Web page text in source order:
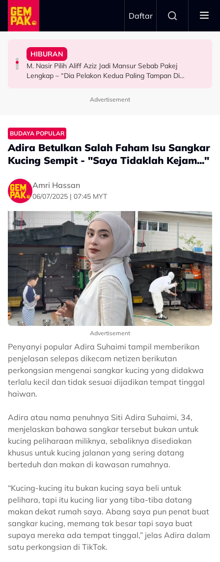
Skip to main content
Daftar
HIBURAN
M. Nasir Pilih Aliff Aziz, Melinda Dadew Hidupkan Kisah
Mansur & Liu
HIBURAN
M. Nasir Pilih Aliff Aziz Jadi Mansur Sebab Pakej
Lengkap – “Dia Pelakon Kedua Paling Tampan Di
GAYA HIDUP
Ramai Masih Bujang Bukan Kerana Memilih Tetapi...
HIBURAN
Impian Yusry Untuk Dikenali Sebagai Penyanyi Rock -
“Bila Saya Cakap Dengan Lisa Nak Buat…”
Advertisement
BUDAYA POPULAR
Adira Betulkan Salah Faham Isu Sangkar
Kucing Sempit - "Saya Tidaklah Kejam..."
Amri Hassan
06/07/2025 | 07:45 MYT
Advertisement
Penyanyi popular Adira Suhaimi tampil memberikan
penjelasan selepas dikecam netizen berikutan
perkongsian mengenai sangkar kucing yang didakwa
terlalu kecil dan tidak sesuai dijadikan tempat tinggal
haiwan.
Adira atau nama penuhnya Siti Adira Suhaimi, 34,
menjelaskan bahawa sangkar tersebut bukan untuk
kucing peliharaan miliknya, sebaliknya disediakan
khusus untuk kucing jalanan yang sering datang
berteduh dan makan di kawasan rumahnya.
“Kucing-kucing itu bukan kucing saya beli untuk
pelihara, tapi itu kucing liar yang tiba-tiba datang
makan dekat rumah saya. Abang saya pun penat buat
sangkar kucing, memang tak besar tapi saya buat
supaya mereka ada tempat tinggal,” jelas Adira dalam
satu perkongsian di TikTok.